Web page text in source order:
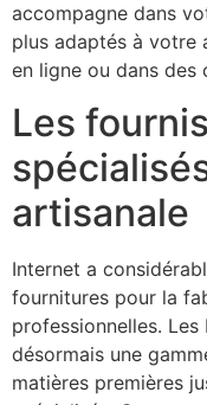
accompagne dans
plus adaptés à votre
en ligne ou dans des
Les
artisanale
Internet a
fournitures pour la
professionnelles.
désormais une
matières premières